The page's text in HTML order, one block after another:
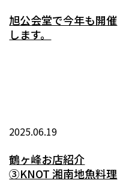
旭公会堂で今年も開催
します。
2025.06.19
鶴ヶ峰お店紹介
③KNOT 湘南地魚料理